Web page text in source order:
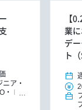
ニア
【
業
デ
ト